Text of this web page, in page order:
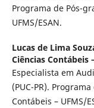
Programa de Pós-
UFMS/ESAN.
Lucas de Lima
Ciências Contábeis
Especialista em
(PUC-PR).
Contábeis – UFMS/